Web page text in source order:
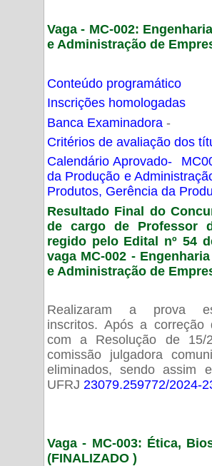
Vaga - MC-002:
e Administração de
Conteúdo programático
Inscrições homologadas
Banca Examinadora -
Critérios de avaliação dos
Calendário Aprovado-
da Produção e
Produtos, Gerência da
Resultado Final do
de cargo de Professor
regido pelo Edital nº 54
vaga MC-002 -
e Administração de
Realizaram a prova
inscritos. Após a
com a Resolução de 15/
comissão julgadora
eliminados, sendo assim
UFRJ 23079.259772/2024-
Vaga - MC-003: Ética,
(FINALIZADO )